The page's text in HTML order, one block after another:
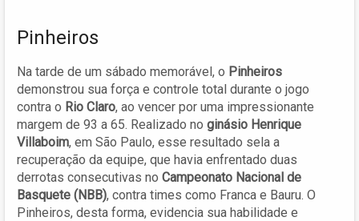
Pinheiros
Na tarde de um sábado memorável, o Pinheiros
demonstrou sua força e controle total durante o jogo
contra o Rio Claro, ao vencer por uma impressionante
margem de 93 a 65. Realizado no ginásio Henrique
Villaboim, em São Paulo, esse resultado sela a
recuperação da equipe, que havia enfrentado duas
derrotas consecutivas no Campeonato Nacional de
Basquete (NBB), contra times como Franca e Bauru. O
Pinheiros, desta forma, evidencia sua habilidade e